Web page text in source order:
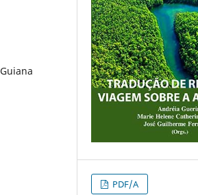
PDF/A